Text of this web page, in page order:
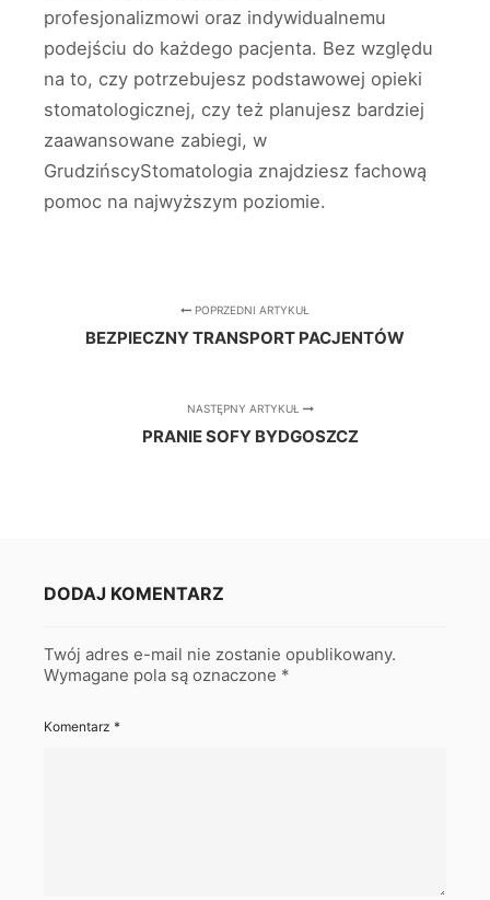
profesjonalizmowi oraz indywidualnemu
podejściu do każdego pacjenta. Bez względu
na to, czy potrzebujesz podstawowej opieki
stomatologicznej, czy też planujesz bardziej
zaawansowane zabiegi, w
GrudzińscyStomatologia znajdziesz fachową
pomoc na najwyższym poziomie.
POPRZEDNI ARTYKUŁ
BEZPIECZNY TRANSPORT PACJENTÓW
NASTĘPNY ARTYKUŁ
PRANIE SOFY BYDGOSZCZ
DODAJ KOMENTARZ
Twój adres e-mail nie zostanie opublikowany.
Wymagane pola są oznaczone *
Komentarz *